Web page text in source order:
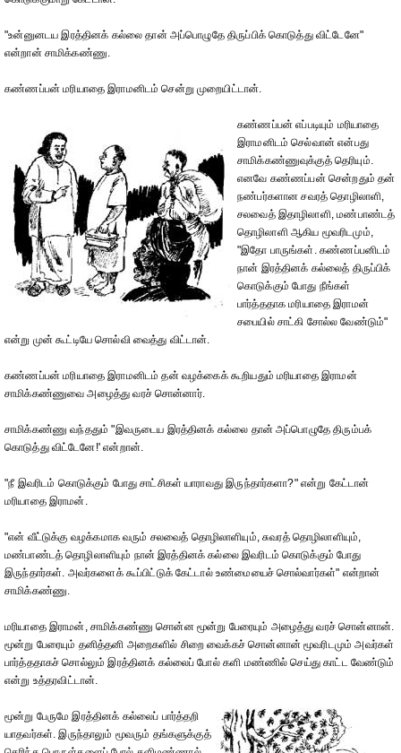
"உன்னுனடய இரத்தினக் கல்லை தான் அப்பொழுதே திருப்பிக் கொடுத்து விட்டேனே"
என்றான் சாமிக்கண்ணு.
கண்ணப்பன் மரியாதை இராமனிடம் சென்று முறையிட்டான்.
கண்ணப்பன் எப்படியும் மரியாதை
இராமனிடம் செல்வான் என்பது
சாமிக்கண்ணுவுக்குத் தெரியும்.
எனவே கண்ணப்பன் சென்றதும் தன்
நண்பர்களான சவரத் தொழிலாளி,
சலவைத் இதாழிலாளி, மண்பாண்டத்
தொழிலாளி ஆகிய மூவரிடமும்,
"இதோ பாருங்கள். கண்ணப்பனிடம்
நான் இரத்தினக் கல்லைத் திருப்பிக்
கொடுக்கும் போது நீங்கள்
பார்த்ததாக மரியாதை இராமன்
சபையில் சாட்கி சோல்ல வேண்டும்"
என்று முன் கூட்டியே சொல்வி வைத்து விட்டான்.
கண்ணப்பன் மரியாதை இராமனிடம் தன் வழக்கைக் கூறியதும் மரியாதை இராமன்
சாமிக்கண்ணுவை அழைத்து வரச் சொன்னார்.
சாமிக்கண்ணு வந்ததும் "இவருடைய இரத்தினக் கல்லை தான் அப்பொழுதே திரும்பக்
கொடுத்து விட்டேனே!' என்றான்.
"நீ இவரிடம் கொடுக்கும் போது சாட்சிகள் யாராவது இருந்தார்களா?" என்று கேட்டான்
மரியாதை இராமன்.
"என் வீட்டுக்கு வழக்கமாக வரும் சலவைத் தொழிலாளியும், சுவரத் தொழிலாளியும்,
மண்பாண்டத் தொழிலாளியும் நான் இரத்தினக் கல்லை இவரிடம் கொடுக்கும் போது
இருந்தார்கள். அவர்களைக் கூப்பிட்டுக் கேட்டால் உண்மையைச் சொல்வார்கள்" என்றான்
சாமிக்கண்ணு.
மரியாதை இராமன், சாமிக்கண்ணு சொன்ன மூன்று பேரையும் அழைத்து வரச் சொன்னான்.
மூன்று பேரையும் தனித்தனி அறைகளில் சிறை வைக்கச் சொன்னான் மூவரிடமும் அவர்கள்
பார்த்ததாகச் சொல்லும் இரத்தினக் கல்லைப் போல் களி மண்ணில் செய்து காட்ட வேண்டும்
என்று உத்தரவிட்டான்.
மூன்று பேருமே இரத்தினக் கல்லைப் பார்த்தறி
யாதவர்கள். இருந்தாலும் மூவரும் தங்களுக்குத்